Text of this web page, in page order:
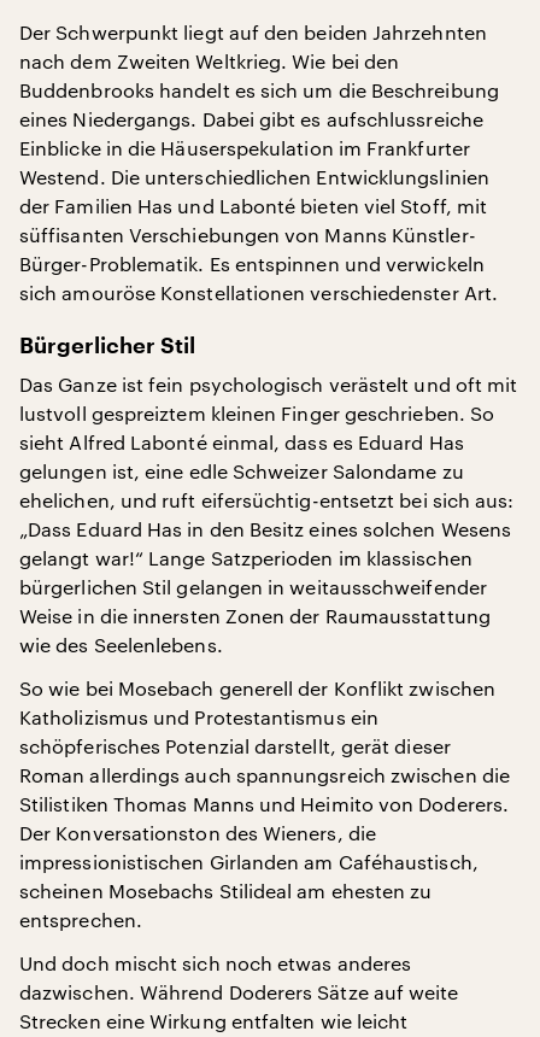
Der Schwerpunkt liegt auf den beiden Jahrzehnten
nach dem Zweiten Weltkrieg. Wie bei den
Buddenbrooks handelt es sich um die Beschreibung
eines Niedergangs. Dabei gibt es aufschlussreiche
Einblicke in die Häuserspekulation im Frankfurter
Westend. Die unterschiedlichen Entwicklungslinien
der Familien Has und Labonté bieten viel Stoff, mit
süffisanten Verschiebungen von Manns Künstler-
Bürger-Problematik. Es entspinnen und verwickeln
sich amouröse Konstellationen verschiedenster Art.
Bürgerlicher Stil
Das Ganze ist fein psychologisch verästelt und oft mit
lustvoll gespreiztem kleinen Finger geschrieben. So
sieht Alfred Labonté einmal, dass es Eduard Has
gelungen ist, eine edle Schweizer Salondame zu
ehelichen, und ruft eifersüchtig-entsetzt bei sich aus:
„Dass Eduard Has in den Besitz eines solchen Wesens
gelangt war!“ Lange Satzperioden im klassischen
bürgerlichen Stil gelangen in weitausschweifender
Weise in die innersten Zonen der Raumausstattung
wie des Seelenlebens.
So wie bei Mosebach generell der Konflikt zwischen
Katholizismus und Protestantismus ein
schöpferisches Potenzial darstellt, gerät dieser
Roman allerdings auch spannungsreich zwischen die
Stilistiken Thomas Manns und Heimito von Doderers.
Der Konversationston des Wieners, die
impressionistischen Girlanden am Caféhaustisch,
scheinen Mosebachs Stilideal am ehesten zu
entsprechen.
Und doch mischt sich noch etwas anderes
dazwischen. Während Doderers Sätze auf weite
Strecken eine Wirkung entfalten wie leicht